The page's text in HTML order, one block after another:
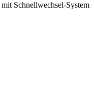
mit Schnellwechsel-System